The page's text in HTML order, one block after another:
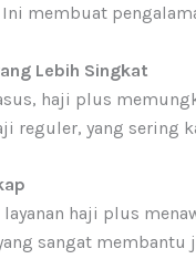
membuat
Lebih Singkat
haji plus
reguler, yang sering
layanan haji plus
sangat